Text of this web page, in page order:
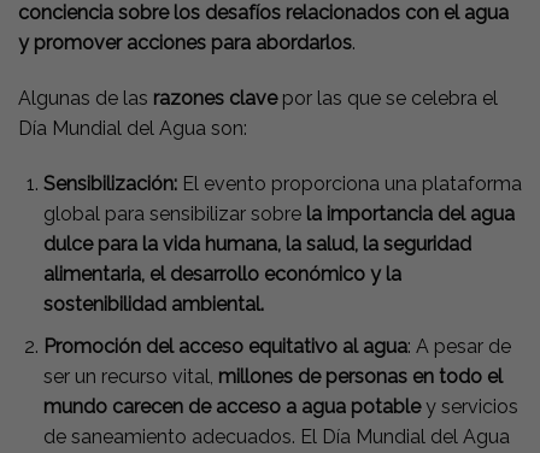
conciencia sobre los desafíos relacionados con el agua
y promover acciones para abordarlos.
Algunas de las razones clavepor las que se celebra el
Día Mundial del Agua son:
Sensibilización:El evento proporciona una plataforma
global para sensibilizar sobre la importancia del agua
dulce para la vida humana, la salud, la seguridad
alimentaria, el desarrollo económico y la
sostenibilidad ambiental.
Promoción del acceso equitativo al agua: A pesar de
ser un recurso vital, millones de personas en todo el
mundo carecen de acceso a agua potabley servicios
de saneamiento adecuados. El Día Mundial del Agua